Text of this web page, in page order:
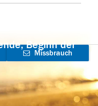
Beginn der
Missbrauch